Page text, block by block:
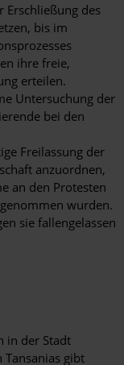
Erschließung des
bis im
ihre freie,
erteilen.
Untersuchung der
bei den
Freilassung der
anzuordnen,
an den Protesten
wurden.
sie fallengelassen
in der Stadt
gibt